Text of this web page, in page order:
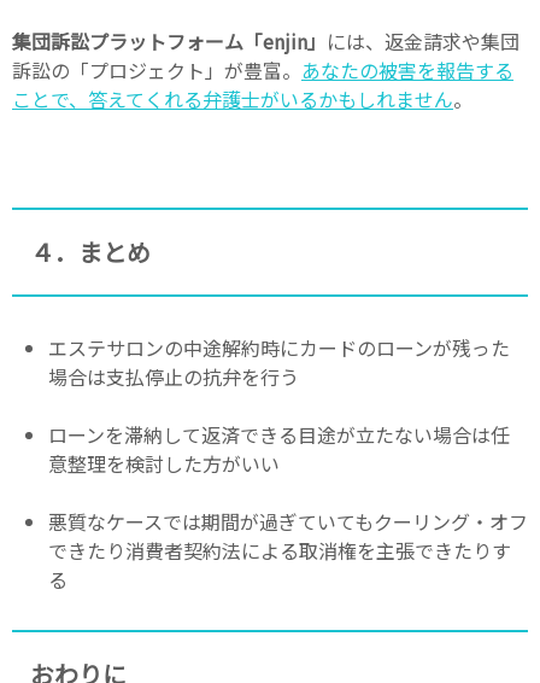
集団訴訟プラットフォーム「enjin」 には、返金請求や集団
訴訟の「プロジェクト」が豊富。 あなたの被害を報告する
ことで、答えてくれる弁護士がいるかもしれません。
４．まとめ
エステサロンの中途解約時にカードのローンが残った
場合は支払停止の抗弁を行う
ローンを滞納して返済できる目途が立たない場合は任
意整理を検討した方がいい
悪質なケースでは期間が過ぎていてもクーリング・オフ
できたり消費者契約法による取消権を主張できたりす
る
おわりに